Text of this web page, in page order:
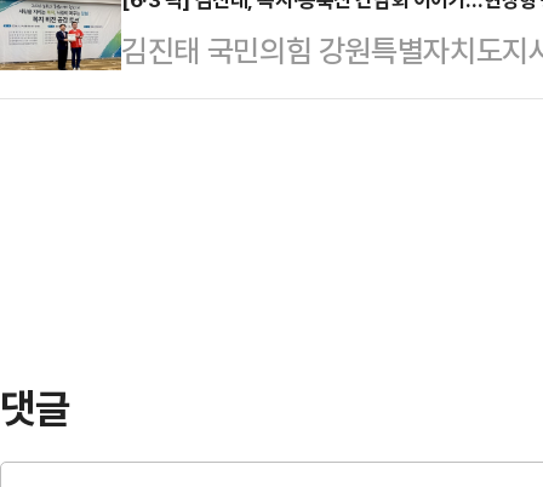
있고, 친분있는 대표 개인?에게 매
이 드러나는 등 검증이 필요하다"
지를 통해 "홍종기 변호…
스북에 "최근 방송에서 한 후보 측
치공학적 계산이 오가고 있는지 그
김진태 국민의힘 강원특별자치도
하며 현안 점검에 나섰다.김 후보는
댓글